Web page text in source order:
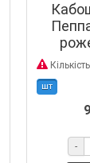
Кількість
шт
-